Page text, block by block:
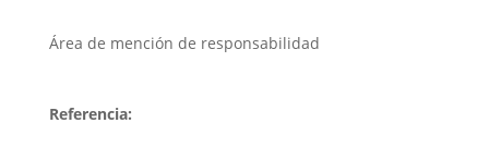
Área de mención de responsabilidad
Referencia: